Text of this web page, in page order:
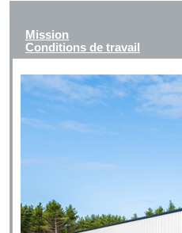
Mission
Conditions de travail